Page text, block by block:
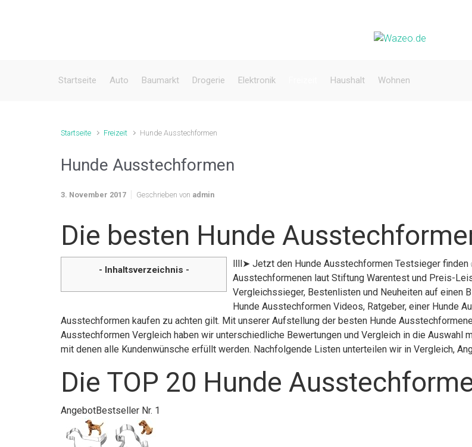
Startseite Auto Baumarkt Drogerie Elektronik Haushalt Wohnen
Startseite Freizeit Hunde Ausstechformen
Hunde Ausstechformen
3. November 2017 Geschrieben von admin
Die besten Hunde
- Inhaltsverzeichnis -
llll➤ Jetzt den Hunde Ausstechformen Testsieger finden
Ausstechformenen laut Stiftung Warentest und Preis-
Vergleichssieger, Bestenlisten und Neuheiten auf einen
Hunde Ausstechformen Videos, Ratgeber, einer Hunde
Ausstechformen kaufen zu achten gilt. Mit unserer Aufstellung der besten Hunde
Ausstechformen Vergleich haben wir unterschiedliche Bewertungen und Vergleich in die
mit denen alle Kundenwünsche erfüllt werden. Nachfolgende Listen unterteilen wir in Vergleich,
Die TOP 20 Hunde
AngebotBestseller Nr. 1